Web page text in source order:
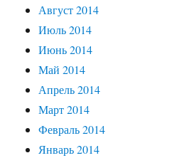
Август 2014
Июль 2014
Июнь 2014
Май 2014
Апрель 2014
Март 2014
Февраль 2014
Январь 2014